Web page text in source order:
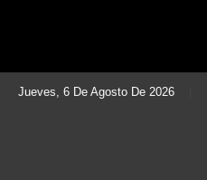
Jueves, 6 De Agosto De 2026